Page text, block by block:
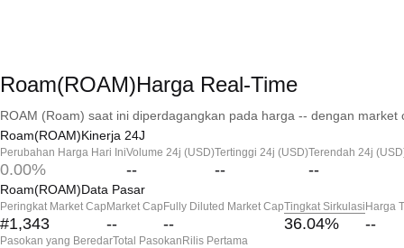
Roam(ROAM)Harga Real-Time
ROAM (Roam) saat ini diperdagangkan pada harga -- dengan market
Roam(ROAM)Kinerja 24J
Perubahan Harga Hari Ini
0.00%
Volume 24j (USD)
--
Tertinggi 24j (USD)
--
Terendah 24j
--
Roam(ROAM)Data Pasar
Peringkat Market Cap
#1,343
Market Cap
--
Fully Diluted Market Cap
--
Tingkat Sirkulasi
36.04%
Harga
--
Pasokan yang BeredarTotal Pasokan Rilis Pertama